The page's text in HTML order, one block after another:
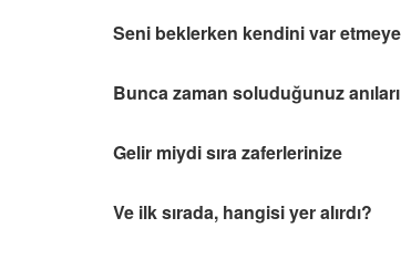
Seni beklerken kendini var
Bunca zaman soluduğunuz
Gelir miydi sıra zaferlerinize
Ve ilk sırada, hangisi yer alırdı?